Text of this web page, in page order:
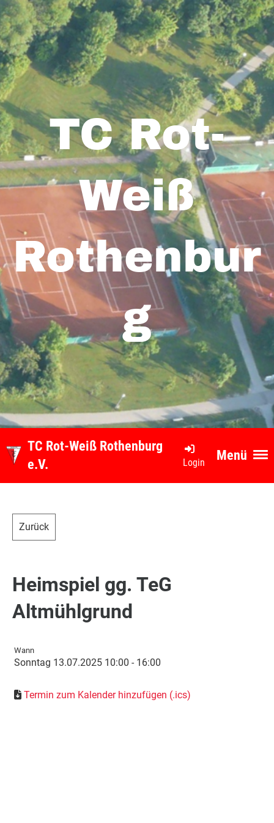
TC Rot-
Weiß
Rothenbur
g
Menü
Login
TC Rot-Weiß Rothenburg
e.V.
Zurück
Heimspiel gg. TeG
Altmühlgrund
Wann
Sonntag 13.07.2025 10:00 - 16:00
Termin zum Kalender hinzufügen (.ics)